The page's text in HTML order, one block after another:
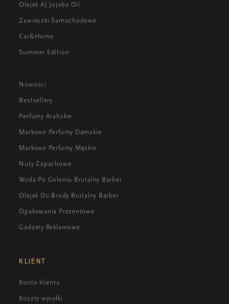
Olejek AJ Jojoba Oil
Zawieszki Samochodowe
Car&Home
Summer Edition
Nowości
Bestsellery
Perfumy Arabskie
Markowe Perfumy Damskie
Markowe Perfumy Męskie
Nuty Zapachowe
Woda Po Goleniu Brutalny Barber
Olejek Do Brody Brutalny Barber
Opakowania Prezentowe
Gadżety Reklamowe
KLIENT
Konto klienta
Koszty wysyłki